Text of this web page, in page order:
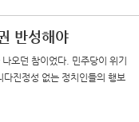
반성해야
오던 참이었다. 민주당이 위기
진정성 없는 정치인들의 행보